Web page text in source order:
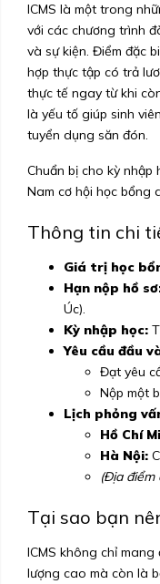
ICMS là một trong
với các chương trình
và sự kiện. Điểm đặc
hợp thực tập có trả
thực tế ngay từ khi
là yếu tố giúp sinh
tuyển dụng săn đón.
Chuẩn bị cho kỳ nhập
Nam cơ hội học bổng
Thông tin chi
Giá trị học
Hạn nộp hồ
Úc).
Kỳ nhập học:
Yêu cầu đầu
Đạt yêu
Nộp một
Lịch phỏng
Hồ Chí
Hà Nội:
(Địa điểm
Tại sao bạn
ICMS không chỉ
lượng cao mà còn là